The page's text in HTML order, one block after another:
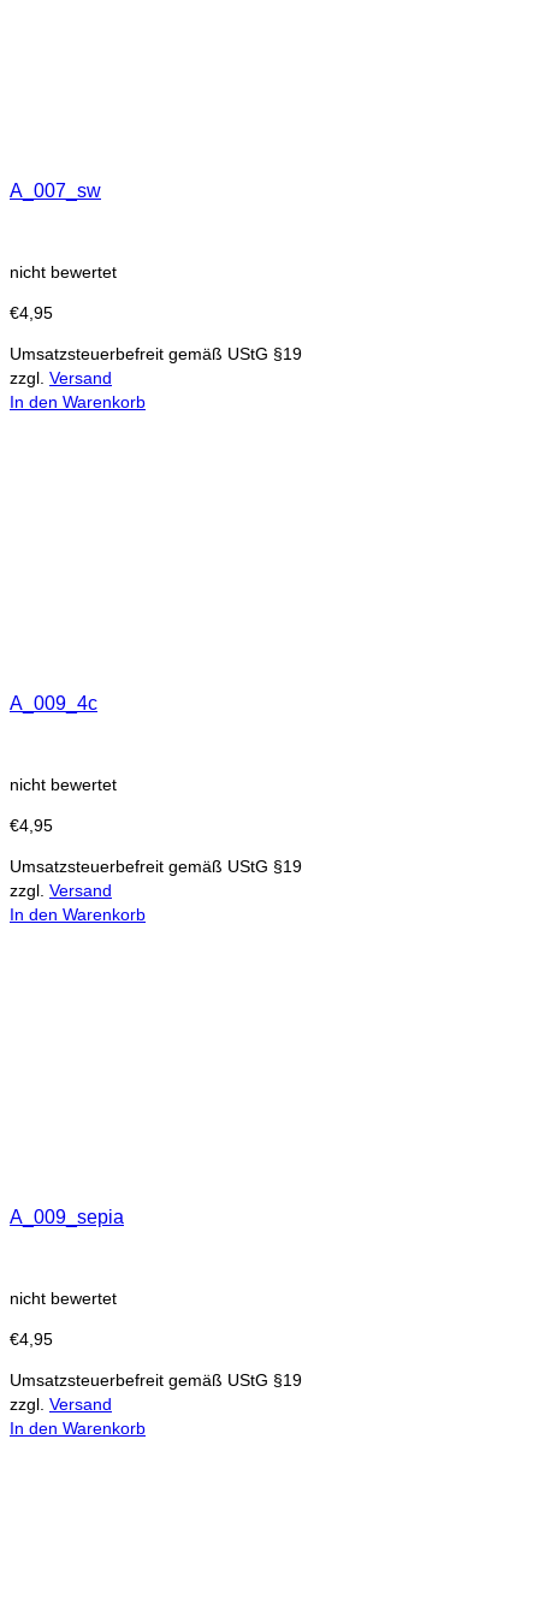
A_007_sw
nicht bewertet
€4,95
Umsatzsteuerbefreit gemäß UStG §19
zzgl. Versand
In den Warenkorb
A_009_4c
nicht bewertet
€4,95
Umsatzsteuerbefreit gemäß UStG §19
zzgl. Versand
In den Warenkorb
A_009_sepia
nicht bewertet
€4,95
Umsatzsteuerbefreit gemäß UStG §19
zzgl. Versand
In den Warenkorb